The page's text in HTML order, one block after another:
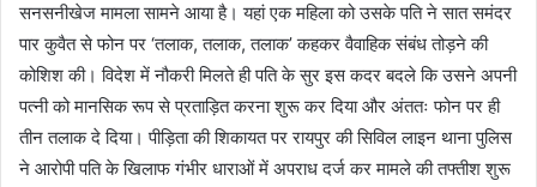
सनसनीखेज मामला सामने आया है। यहां एक महिला को उसके पति ने सात समंदर
पार कुवैत से फोन पर ‘तलाक, तलाक, तलाक’ कहकर वैवाहिक संबंध तोड़ने की
कोशिश की। विदेश में नौकरी मिलते ही पति के सुर इस कदर बदले कि उसने अपनी
पत्नी को मानसिक रूप से प्रताड़ित करना शुरू कर दिया और अंततः फोन पर ही
तीन तलाक दे दिया। पीड़िता की शिकायत पर रायपुर की सिविल लाइन थाना पुलिस
ने आरोपी पति के खिलाफ गंभीर धाराओं में अपराध दर्ज कर मामले की तफ्तीश शुरू